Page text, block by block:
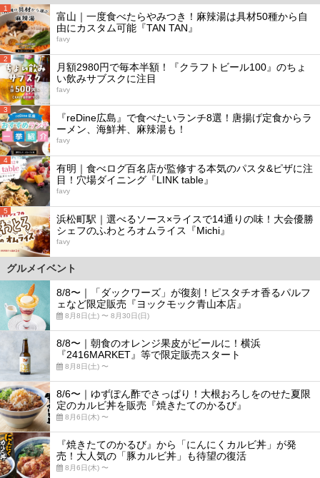
1
富山｜一度食べたらやみつき！麻辣湯は具材50種から自
由にカスタム可能『TAN TAN』
favy
2
月額2980円で毎本半額！『クラフトビール100』のちょ
い飲みサブスクに注目
favy
3
『reDine広島』で食べたいランチ8選！唐揚げ定食からラ
ーメン、海鮮丼、麻辣湯も！
favy
4
有明｜食べログ百名店が監修する本気のパスタ&ピザに注
目！穴場ダイニング『LINK table』
favy
5
浜松町駅｜選べるソース×ライスで14通りの味！大会優勝
シェフのふわとろオムライス『Michi』
favy
グルメイベント
8/8〜｜「ダックワーズ」が復刻！ピスタチオ香るパルフ
ェなど限定販売『ヨックモック青山本店』
8月8日(土) 〜 8月30日(日)
8/8〜｜朝食のオレンジ果皮がビールに！横浜
『2416MARKET』等で限定販売スタート
8月8日(土) 〜
8/6〜｜ゆずぽん酢でさっぱり！大根おろしをのせた夏限
定のカルビ丼を販売『焼きたてのかるび』
8月6日(木) 〜
『焼きたてのかるび』から「にんにくカルビ丼」が発
売！大人気の「豚カルビ丼」も待望の復活
8月6日(木) 〜